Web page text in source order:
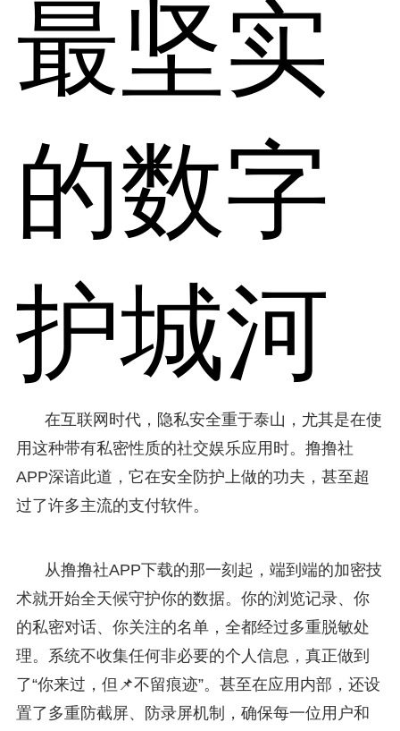
最坚实
的数字
护城河
在互联网时代，隐私安全重于泰山，尤其是在使
用这种带有私密性质的社交娱乐应用时。撸撸社
APP深谙此道，它在安全防护上做的功夫，甚至超
过了许多主流的支付软件。
从撸撸社APP下载的那一刻起，端到端的加密技
术就开始全天候守护你的数据。你的浏览记录、你
的私密对话、你关注的名单，全都经过多重脱敏处
理。系统不收集任何非必要的个人信息，真正做到
了“你来过，但📌不留痕迹”。甚至在应用内部，还设
置了多重防截屏、防录屏机制，确保每一位用户和